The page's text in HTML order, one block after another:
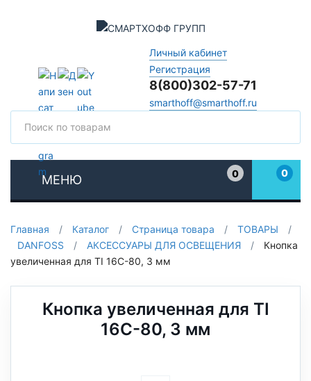
Личный кабинет
Регистрация
8(800)302-57-71
smarthoff@smarthoff.ru
МЕНЮ
0
0
Главная / Каталог / Страница товара / ТОВАРЫ
/
DANFOSS
/ АКСЕССУАРЫ ДЛЯ ОСВЕЩЕНИЯ /
Кнопка
увеличенная для TI 16C-80, 3 мм
Кнопка увеличенная для TI
16C-80, 3 мм